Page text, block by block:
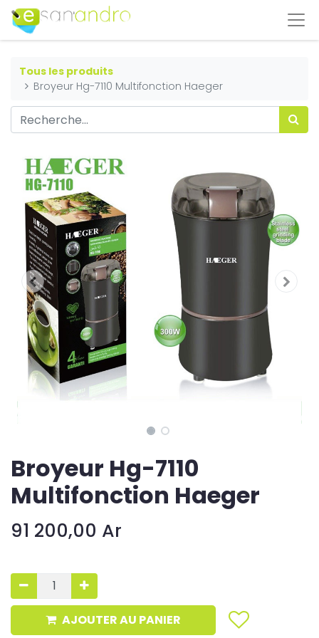
Tous les produits
Broyeur Hg-7110 Multifonction Haeger
Broyeur Hg-7110
Multifonction Haeger
91 200,00 Ar
AJOUTER AU PANIER